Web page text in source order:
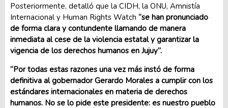
Posteriormente, detalló que la CIDH, la ONU, Amnistía
Internacional y Human Rights Watch “se han pronunciado
de forma clara y contundente llamando de manera
inmediata al cese de la violencia estatal y garantizar la
vigencia de los derechos humanos en Jujuy”.
“Por todas estas razones una vez más instó de forma
definitiva al gobernador Gerardo Morales a cumplir con los
estándares internacionales en materia de derechos
humanos. No se lo pide este presidente: es nuestro pueblo